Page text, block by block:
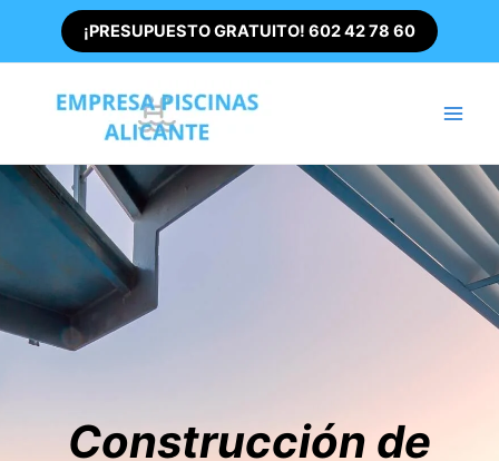
contenido
¡PRESUPUESTO GRATUITO! 602 42 78 60
Construcción de